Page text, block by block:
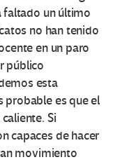
faltado un último
no han tenido
en un paro
público
esta
probable es que el
Si
capaces de hacer
movimiento